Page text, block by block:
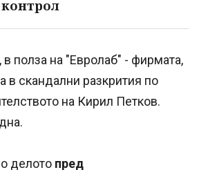
контрол
полза на "Евролаб" - фирмата,
в скандални разкрития по
на Кирил Петков.
делото пред